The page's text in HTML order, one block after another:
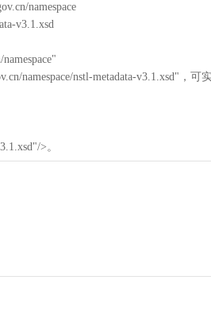
namespace
v3.1.xsd
namespace/nstl-metadata-v3.1.xsd"，可
>。